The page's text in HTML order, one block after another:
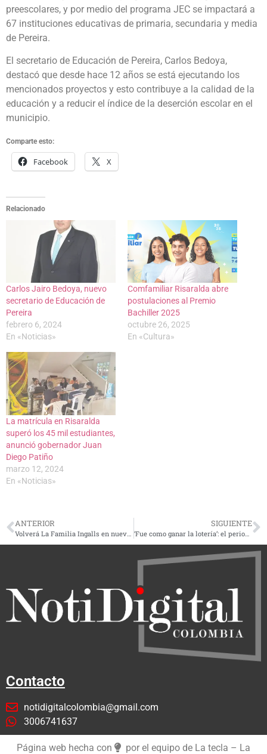
preescolares, y por medio del programa JEC se impactará a
67 instituciones educativas de primaria, secundaria y media
de Pereira.
El secretario de Educación de Pereira, Carlos Bedoya,
destacó que desde hace 12 años se está ejecutando los
mencionados proyectos y esto contribuye a la calidad de la
educación y a reducir el índice de la deserción escolar en el
municipio.
Comparte esto:
Facebook X
Relacionado
Carlos Jairo Bedoya, nuevo
secretario de Educación de
Pereira
febrero 6, 2024
En «Noticias»
Comfamiliar Risaralda abre
postulaciones al Premio
Bachiller 2025
octubre 26, 2025
En «Cultura»
La matrícula en Risaralda
superó los 45 mil estudiantes,
anunció gobernador Juan
Diego Patiño
marzo 12, 2024
En «Noticias»
ANTERIOR SIGUIENTE
‘Fue como ganar la lotería’: el periodista Aldemar Solano contó como fue extra en Gladiador II
Contacto
notidigitalcolombia@gmail.com
3006741637
Página web hecha con por el equipo de La tecla – La